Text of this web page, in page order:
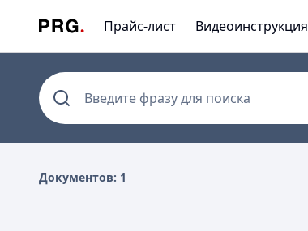
Прайс-лист Видеоинструкция
Введите фразу для поиска
Документов: 1